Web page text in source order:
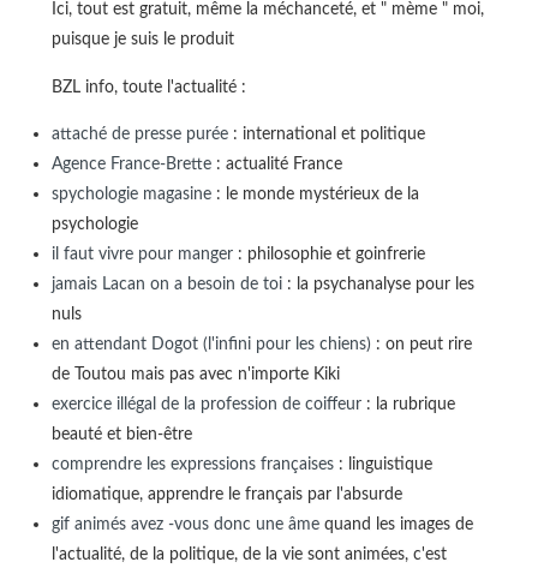
Ici, tout est gratuit, même la méchanceté, et " mème " moi,
puisque je suis le produit
BZL info, toute l'actualité :
attaché de presse purée: international et politique
Agence France-Brette: actualité France
spychologie magasine: le monde mystérieux de la
psychologie
il faut vivre pour manger: philosophie et goinfrerie
jamais Lacan on a besoin de toi: la psychanalyse pour les
nuls
en attendant Dogot (l'infini pour les chiens): on peut rire
de Toutou mais pas avec n'importe Kiki
exercice illégal de la profession de coiffeur: la rubrique
beauté et bien-être
comprendre les expressions françaises: linguistique
idiomatique, apprendre le français par l'absurde
gif animés avez -vous donc une âmequand les images de
l'actualité, de la politique, de la vie sont animées, c'est